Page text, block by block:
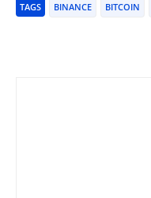
TAGS BINANCE BITCOIN